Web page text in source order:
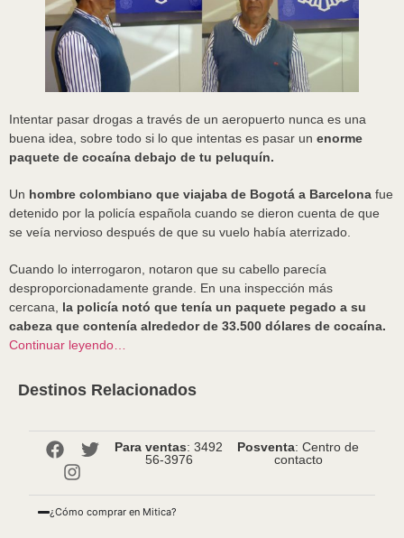
Intentar pasar drogas a través de un aeropuerto nunca es una
buena idea, sobre todo si lo que intentas es pasar un enorme
paquete de cocaína debajo de tu peluquín.
Un hombre colombiano que viajaba de Bogotá a Barcelona fue
detenido por la policía española cuando se dieron cuenta de que
se veía nervioso después de que su vuelo había aterrizado.
Cuando lo interrogaron, notaron que su cabello parecía
desproporcionadamente grande. En una inspección más
cercana, la policía notó que tenía un paquete pegado a su
cabeza que contenía alrededor de 33.500 dólares de cocaína.
Continuar leyendo…
Destinos Relacionados
Para ventas: 3492
56-3976
Posventa: Centro de
contacto
¿Cómo comprar en Mitica?